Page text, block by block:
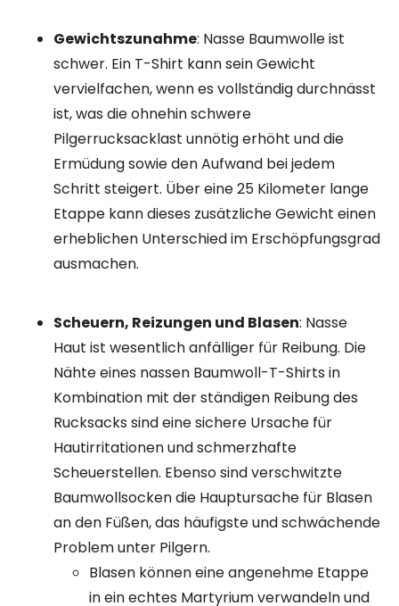
Gewichtszunahme: Nasse Baumwolle ist
schwer. Ein T-Shirt kann sein Gewicht
vervielfachen, wenn es vollständig durchnässt
ist, was die ohnehin schwere
Pilgerrucksacklast unnötig erhöht und die
Ermüdung sowie den Aufwand bei jedem
Schritt steigert. Über eine 25 Kilometer lange
Etappe kann dieses zusätzliche Gewicht einen
erheblichen Unterschied im Erschöpfungsgrad
ausmachen.
Scheuern, Reizungen und Blasen: Nasse
Haut ist wesentlich anfälliger für Reibung. Die
Nähte eines nassen Baumwoll-T-Shirts in
Kombination mit der ständigen Reibung des
Rucksacks sind eine sichere Ursache für
Hautirritationen und schmerzhafte
Scheuerstellen. Ebenso sind verschwitzte
Baumwollsocken die Hauptursache für Blasen
an den Füßen, das häufigste und schwächende
Problem unter Pilgern.
Blasen können eine angenehme Etappe
in ein echtes Martyrium verwandeln und